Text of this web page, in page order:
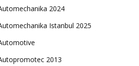
2024
Istanbul 2025
2013